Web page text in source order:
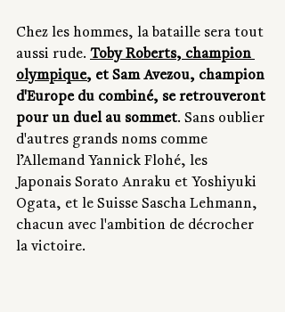
Chez les hommes, la bataille sera tout
aussi rude. Toby Roberts, champion
olympique, et Sam Avezou, champion
d'Europe du combiné, se retrouveront
pour un duel au sommet. Sans oublier
d'autres grands noms comme
l’Allemand Yannick Flohé, les
Japonais Sorato Anraku et Yoshiyuki
Ogata, et le Suisse Sascha Lehmann,
chacun avec l'ambition de décrocher
la victoire.